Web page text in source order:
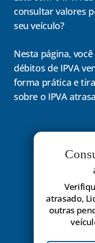
consultar valores
seu veículo?
Nesta página,
débitos de IPVA
forma prática e
sobre o IPVA
atrasado,
outras